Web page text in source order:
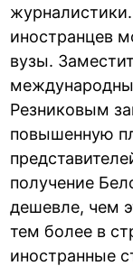
иностранцев
вузы.
Резниковым
повышенную
получение
дешевле, чем
тем более в
иностранные